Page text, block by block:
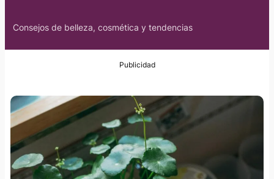
Consejos de belleza, cosmética y tendencias